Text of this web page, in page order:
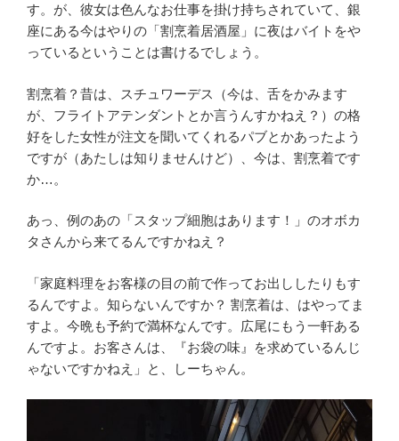
す。が、彼女は色んなお仕事を掛け持ちされていて、銀
座にある今はやりの「割烹着居酒屋」に夜はバイトをや
っているということは書けるでしょう。
割烹着？昔は、スチュワーデス（今は、舌をかみます
が、フライトアテンダントとか言うんすかねえ？）の格
好をした女性が注文を聞いてくれるパブとかあったよう
ですが（あたしは知りませんけど）、今は、割烹着です
か…。
あっ、例のあの「スタップ細胞はあります！」のオボカ
タさんから来てるんですかねえ？
「家庭料理をお客様の目の前で作ってお出ししたりもす
るんですよ。知らないんですか？ 割烹着は、はやってま
すよ。今晩も予約で満杯なんです。広尾にもう一軒ある
んですよ。お客さんは、『お袋の味』を求めているんじ
ゃないですかねえ」と、しーちゃん。